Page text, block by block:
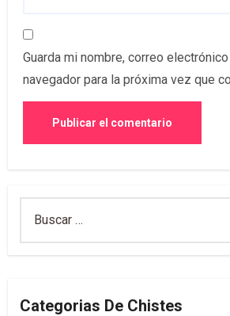
Guarda mi nombre, correo
navegador para la próxima vez que
Categorias De Chistes